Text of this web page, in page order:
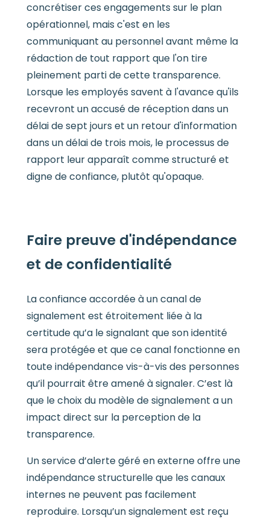
concrétiser ces engagements sur le plan
opérationnel, mais c'est en les
communiquant au personnel avant même la
rédaction de tout rapport que l'on tire
pleinement parti de cette transparence.
Lorsque les employés savent à l'avance qu'ils
recevront un accusé de réception dans un
délai de sept jours et un retour d'information
dans un délai de trois mois, le processus de
rapport leur apparaît comme structuré et
digne de confiance, plutôt qu'opaque.
Faire preuve d'indépendance
et de confidentialité
La confiance accordée à un canal de
signalement est étroitement liée à la
certitude qu’a le signalant que son identité
sera protégée et que ce canal fonctionne en
toute indépendance vis-à-vis des personnes
qu’il pourrait être amené à signaler. C’est là
que le choix du modèle de signalement a un
impact direct sur la perception de la
transparence.
Un service d’alerte géré en externe offre une
indépendance structurelle que les canaux
internes ne peuvent pas facilement
reproduire. Lorsqu’un signalement est reçu